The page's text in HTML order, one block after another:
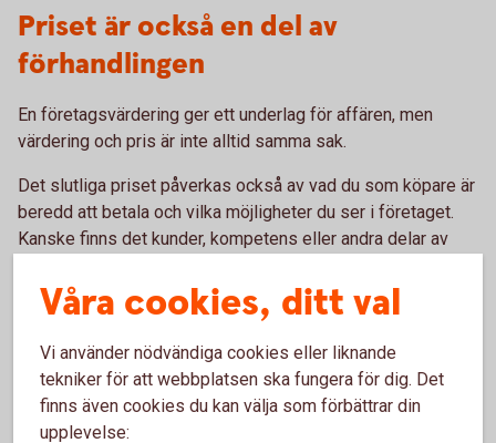
Priset är också en del av
förhandlingen
En företagsvärdering ger ett underlag för affären, men
värdering och pris är inte alltid samma sak.
Det slutliga priset påverkas också av vad du som köpare är
beredd att betala och vilka möjligheter du ser i företaget.
Kanske finns det kunder, kompetens eller andra delar av
företag.
Vad ska företagsköpet bidra med – och vad är det värt för
dig?
Våra cookies, ditt val
Vi använder nödvändiga cookies eller liknande
tekniker för att webbplatsen ska fungera för dig. Det
finns även cookies du kan välja som förbättrar din
upplevelse: